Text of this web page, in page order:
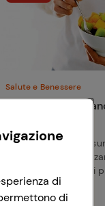
Salute e Benessere
Sfrutta la frutta,
Scopri quando
frutta per
benefici ed evitare i
che può creare....
Leggi articolo
di
di